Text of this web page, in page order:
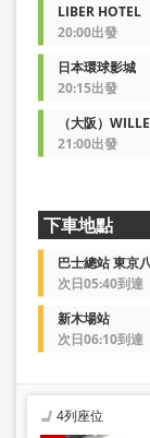
LIBER HOTEL
20:00出發
日本環球影城
20:15出發
（大阪）
21:00出發
下車地點
巴士總站 東京
次日05:40到達
新木場站
次日06:10到達
4列座位